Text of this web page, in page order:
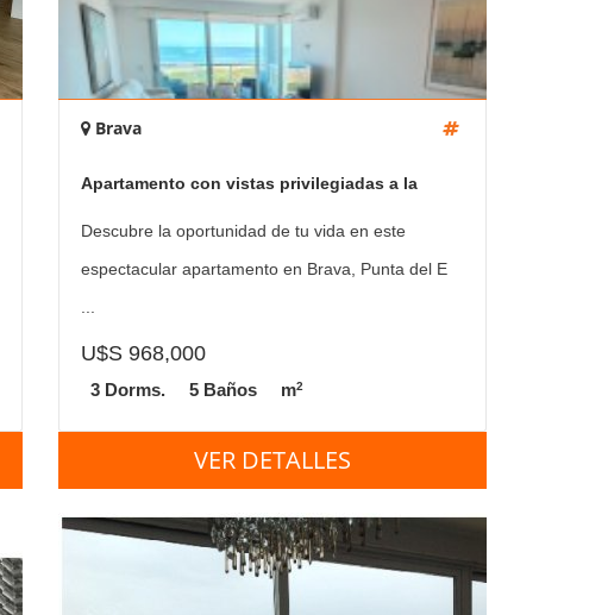
Brava
Apartamento con vistas privilegiadas a la
Brava
Descubre la oportunidad de tu vida en este
espectacular apartamento en Brava, Punta del E
...
U$S 968,000
3 Dorms. 5 Baños m2
VER DETALLES